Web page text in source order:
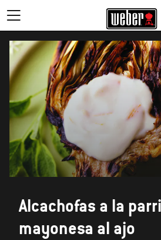
Alcachofas a la
mayonesa al ajo